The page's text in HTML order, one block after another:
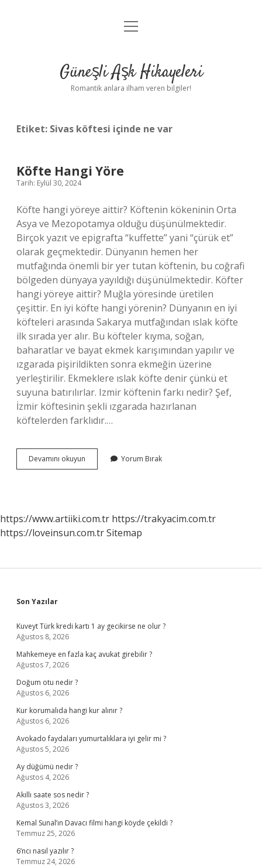
Anasayfa
Yasal Uyarı
menüyü
Güneşli Aşk Hikayeleri
Romantik anlara ilham veren bilgiler!
Etiket: Sivas köftesi içinde ne var
Köfte Hangi Yöre
Tarih: Eylül 30, 2024
Köfte hangi yöreye aittir? Köftenin kökeninin Orta
Asya ve Mezopotamya olduğu düşünülmektedir.
Birçok yazıt ve epigrafta “kuffette” yani “çürük et”
olarak geçmektedir. Dünyanın hemen her
mutfağında önemli bir yer tutan köftenin, bu coğrafi
bölgeden dünyaya yayıldığı düşünülmektedir. Köfter
hangi yöreye aittir? Muğla yöresinde üretilen
çeşittir. En iyi köfte hangi yörenin? Dünyanın en iyi
köfteleri arasında Sakarya mutfağından ıslak köfte
ilk sırada yer alır. Bu köfteler kıyma, soğan,
baharatlar ve bayat ekmek karışımından yapılır ve
ızgarada pişirildikten sonra ekmeğin üzerine
yerleştirilir. Ekmeklere ıslak köfte denir çünkü et
suyuna batırılırlar. Izmir köftenin farkı nedir? Şef,
İzmir köftesinin şekli ızgarada hazırlanan
köftelerden farklıdır.…
Devamını okuyun
Hangi
Yorum Bırak
https://www.artiiki.com.tr https://trakyacim.com.tr
https://loveinsun.com.trSitemap
Sidebar
Son Yazılar
Kuveyt Türk kredi kartı 1 ay gecikirse ne olur ?
Ağustos 8, 2026
Mahkemeye en fazla kaç avukat girebilir ?
Ağustos 7, 2026
Doğum otu nedir ?
Ağustos 6, 2026
Kur korumalıda hangi kur alınır ?
Ağustos 6, 2026
Avokado faydaları yumurtalıklara iyi gelir mi ?
Ağustos 5, 2026
Ay düğümü nedir ?
Ağustos 4, 2026
Akıllı saate sos nedir ?
Ağustos 3, 2026
Kemal Sunal’ın Davacı filmi hangi köyde çekildi ?
Temmuz 25, 2026
6’ncı nasıl yazılır ?
Temmuz 24, 2026